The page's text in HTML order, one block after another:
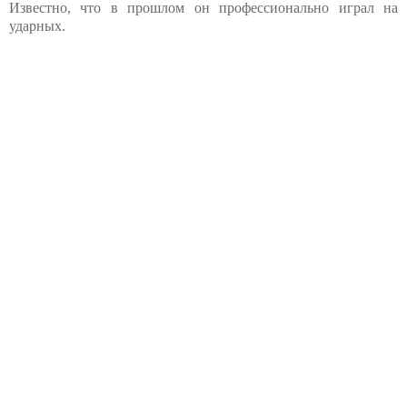
Известно, что в прошлом он профессионально играл на
ударных.